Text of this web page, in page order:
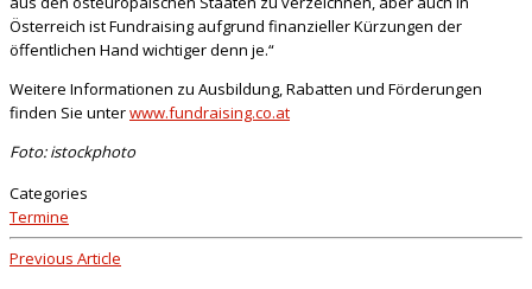
Österreich ist Fundraising aufgrund finanzieller Kürzungen der
öffentlichen Hand wichtiger denn je.“
Weitere Informationen zu Ausbildung, Rabatten und Förderungen
finden Sie unterwww.fundraising.co.at
Foto: istockphoto
Categories
Termine
Previous Article